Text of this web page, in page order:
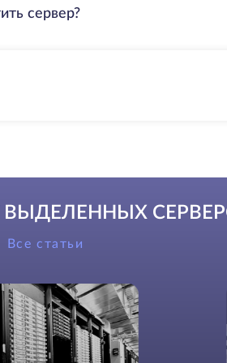
сервер?
ВЫДЕЛЕННЫХ
Все статьи